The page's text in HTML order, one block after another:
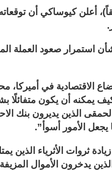
أعلن كيوساكي أن توقعاته
استمرار صعود العملة
في أميركا،
يمكنه أن يكون متفائلًا
الذين يديرون بنك
يجعل الأمور أسوأ”.
ثروات الأثرياء الذين
يدخرون الأموال